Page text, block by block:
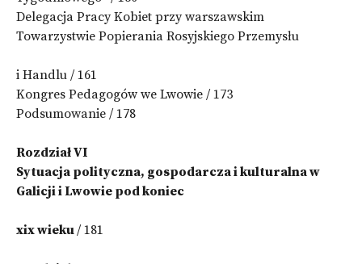
Delegacja Pracy Kobiet przy warszawskim
Towarzystwie Popierania Rosyjskiego Przemysłu
i Handlu / 161
Kongres Pedagogów we Lwowie / 173
Podsumowanie / 178
Rozdział VI
Sytuacja polityczna, gospodarcza i kulturalna w
Galicji i Lwowie pod koniec
xix wieku/ 181